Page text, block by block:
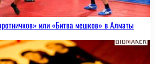
или «Битва мешков» в Алматы